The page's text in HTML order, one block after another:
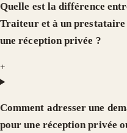
Quelle est la différence
Traiteur et à un
une réception privée ?
+
Comment adresser une
pour une réception privée